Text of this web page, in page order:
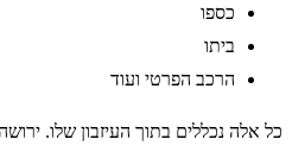
כספו
ביתו
הרכב הפרטי ועוד
כל אלה נכללים בתוך העיזבון שלו.